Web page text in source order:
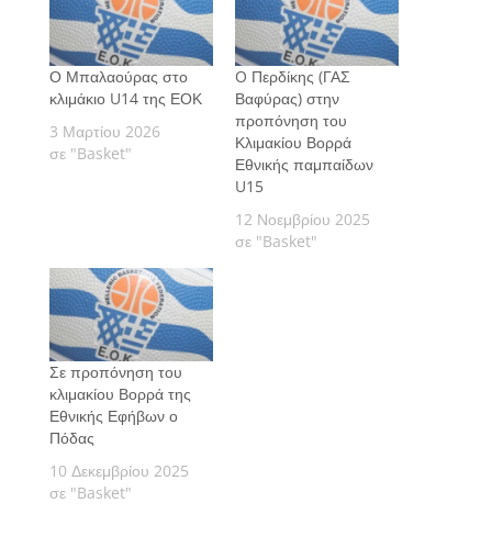
Ο Μπαλαούρας στο
κλιμάκιο U14 της ΕΟΚ
3 Μαρτίου 2026
σε "Basket"
O Περδίκης (ΓΑΣ
Βαφύρας) στην
προπόνηση του
Κλιμακίου Βορρά
Εθνικής παμπαίδων
U15
12 Νοεμβρίου 2025
σε "Basket"
Σε προπόνηση του
κλιμακίου Βορρά της
Εθνικής Εφήβων ο
Πόδας
10 Δεκεμβρίου 2025
σε "Basket"